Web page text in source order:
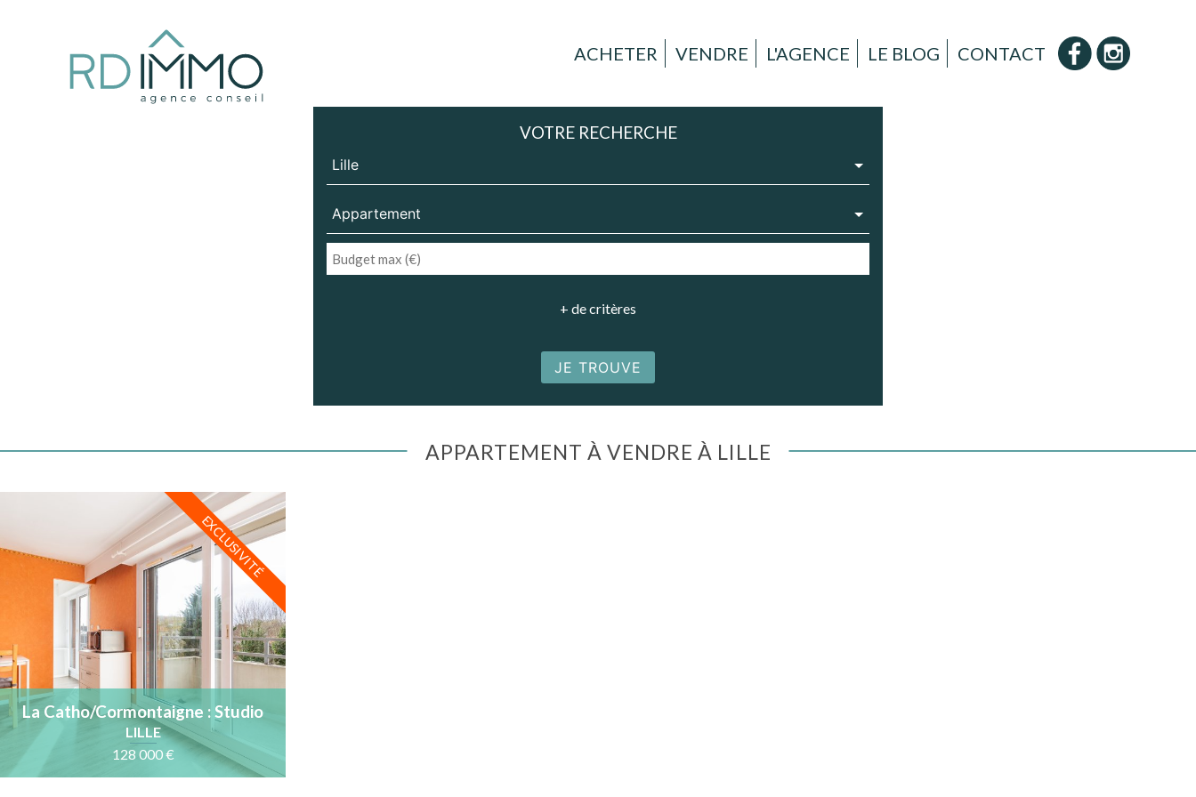
ACHETER VENDRE L'AGENCE LE BLOG CONTACT
VOTRE RECHERCHE
+ de critères
JE TROUVE
APPARTEMENT À VENDRE À LILLE
EXCLUSIVITÉ
La Catho/Cormontaigne : Studio
avec balcon au calme, 3ème
étage
LILLE
128 000 €